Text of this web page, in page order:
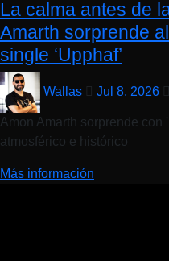
La calma antes de
Amarth sorprende
single ‘Upphaf’
Wallas Jul 8, 2026
Amon Amarth sorprende
atmosférico e histórico
Más información